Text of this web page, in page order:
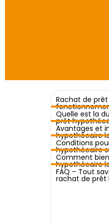
Un rachat
Rachat de
Quelle est la
prêt
Avantages et
hypothécaire
Conditions
hypothécaire
Comment
hypothécaire
FAQ – Tout
rachat de prêt